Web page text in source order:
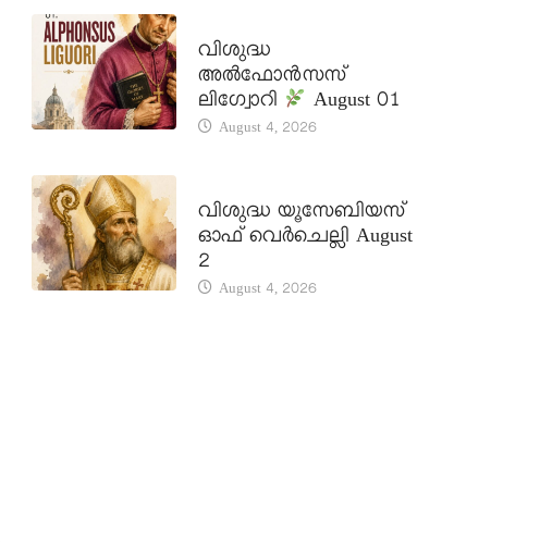
വിശുദ്ധ
അൽഫോൻസസ്
ലിഗ്വോറി
August 01
August 4, 2026
വിശുദ്ധ യൂസേബിയസ്
ഓഫ് വെർചെല്ലി August
2
August 4, 2026